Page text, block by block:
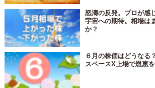
怒濤の反発。プロが感
宇宙への期待。相場は
か？
６月の株価はどうなる
スペースX上場で恩恵